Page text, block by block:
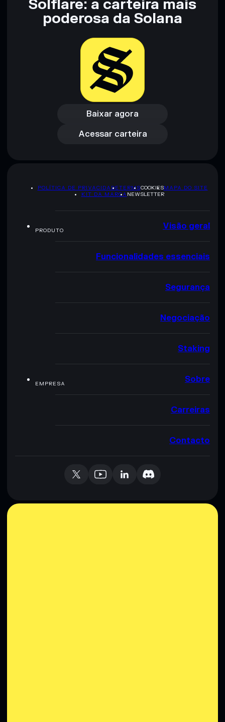
Solflare: a carteira mais
poderosa da Solana
Baixar agora
Baixar agora
Acessar carteira
Acessar carteira
POLÍTICA DE PRIVACIDADETERMSCOOKIESMAPA DO SITE
KIT DA MARCA NEWSLETTER
PRODUTO Visão geral
Funcionalidades essenciais
Segurança
Negociação
Staking
EMPRESA Sobre
Carreiras
Contacto